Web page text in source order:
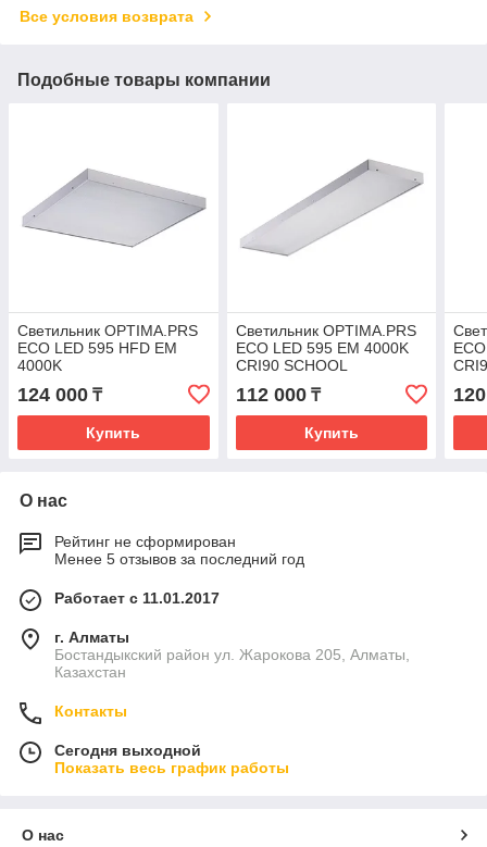
Все условия возврата
Подобные товары компании
Светильник OPTIMA.PRS
ECO LED 595 HFD EM
4000K
124 000 ₸
Купить
Светильник OPTIMA.PRS
ECO LED 595 EM 4000K
CRI90 SCHOOL
112 000₸
Купить
О нас
Рейтинг не сформирован
Менее 5 отзывов за последний год
Работает с 11.01.2017
г. Алматы
Бостандыкский район ул. Жарокова 205, Алматы,
Казахстан
Контакты
Сегодня выходной
Показать весь график работы
О нас